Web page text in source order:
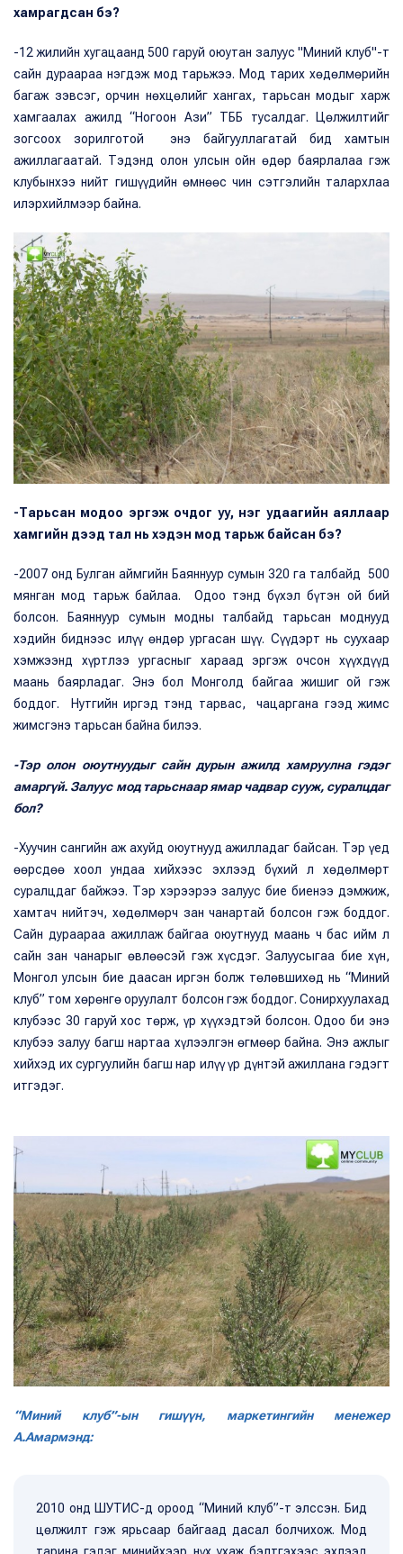
хамрагдсан бэ?
-12 жилийн хугацаанд 500 гаруй оюутан залуус "Миний клуб"-т
сайн дураараа нэгдэж мод тарьжээ. Мод тарих хөдөлмөрийн
багаж зэвсэг, орчин нөхцөлийг хангах, тарьсан модыг харж
хамгаалах ажилд “Ногоон Ази” ТББ тусалдаг. Цөлжилтийг
зогсоох зорилготой энэ байгууллагатай бид хамтын
ажиллагаатай. Тэдэнд олон улсын ойн өдөр баярлалаа гэж
клубынхээ нийт гишүүдийн өмнөөс чин сэтгэлийн талархлаа
илэрхийлмээр байна.
-Тарьсан модоо эргэж очдог уу, нэг удаагийн аяллаар
хамгийн дээд тал нь хэдэн мод тарьж байсан бэ?
-2007 онд Булган аймгийн Баяннуур сумын 320 га талбайд 500
мянган мод тарьж байлаа. Одоо тэнд бүхэл бүтэн ой бий
болсон. Баяннуур сумын модны талбайд тарьсан моднууд
хэдийн биднээс илүү өндөр ургасан шүү. Сүүдэрт нь суухаар
хэмжээнд хүртлээ ургасныг хараад эргэж очсон хүүхдүүд
маань баярладаг. Энэ бол Монголд байгаа жишиг ой гэж
боддог. Нутгийн иргэд тэнд тарвас, чацаргана гээд жимс
жимсгэнэ тарьсан байна билээ.
-Тэр олон оюутнуудыг сайн дурын ажилд хамруулна гэдэг
амаргүй. Залуус мод тарьснаар ямар чадвар сууж, суралцдаг
бол?
-Хуучин сангийн аж ахуйд оюутнууд ажилладаг байсан. Тэр үед
өөрсдөө хоол ундаа хийхээс эхлээд бүхий л хөдөлмөрт
суралцдаг байжээ. Тэр хэрээрээ залуус бие биенээ дэмжиж,
хамтач нийтэч, хөдөлмөрч зан чанартай болсон гэж боддог.
Сайн дураараа ажиллаж байгаа оюутнууд маань ч бас ийм л
сайн зан чанарыг өвлөөсэй гэж хүсдэг. Залуусыгаа бие хүн,
Монгол улсын бие даасан иргэн болж төлөвшихөд нь “Миний
клуб” том хөрөнгө оруулалт болсон гэж боддог. Сонирхуулахад
клубээс 30 гаруй хос төрж, үр хүүхэдтэй болсон. Одоо би энэ
клубээ залуу багш нартаа хүлээлгэн өгмөөр байна. Энэ ажлыг
хийхэд их сургуулийн багш нар илүү үр дүнтэй ажиллана гэдэгт
итгэдэг.
“Миний клуб”-ын гишүүн, маркетингийн менежер
А.Амармэнд:
2010 онд ШУТИС-д ороод “Миний клуб”-т элссэн. Бид
цөлжилт гэж ярьсаар байгаад дасал болчихож. Мод